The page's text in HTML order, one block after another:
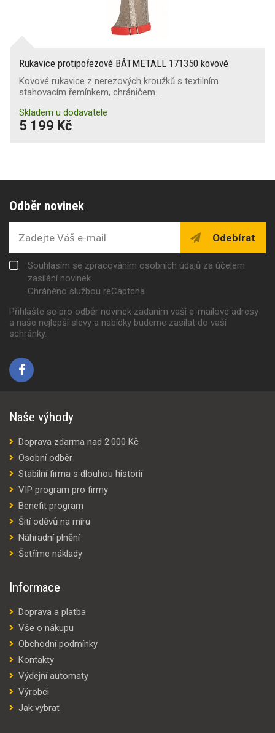
Rukavice protipořezové BÁTMETALL 171350 kovové
Kovové rukavice z nerezových kroužků s textilním
stahovacím řemínkem, chráničem…
Skladem u dodavatele
5 199 Kč
Odběr novinek
Odebírat
Souhlasím se zpracováním osobních údajů za účelem
zasílání novinek
Chráněno službou reCaptcha
Přihlašte se pro odběr novinek zadaním vaší e-mailové adresy
a naše nejlepší slevy a nabídky budeme zasílat do vaší
schránky.
Naše výhody
Doprava zdarma nad 2.000 Kč
Osobní odběr
Stabilní firma s dlouhou historií
VIP program pro firmy
Benefit program
Šití oděvů na míru
Náhradní plnění
Šetříme náklady
Informace
Doprava a platba
Vše o nákupu
Obchodní podmínky
Kontakty
Výdejní automaty
Výrobci
Jak vybrat